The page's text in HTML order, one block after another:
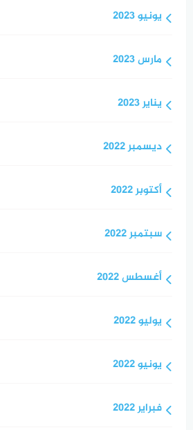
يونيو 2023
مارس 2023
يناير 2023
ديسمبر 2022
أكتوبر 2022
سبتمبر 2022
أغسطس 2022
يوليو 2022
يونيو 2022
فبراير 2022